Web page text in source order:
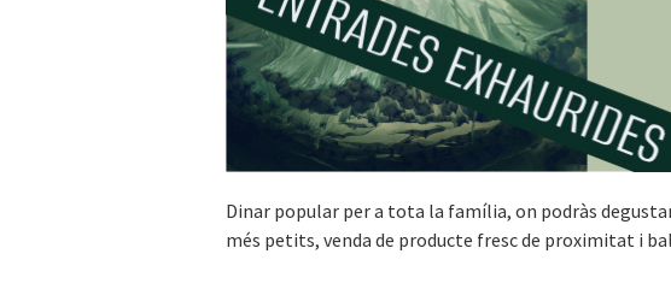
Dinar popular per a tota la família, on podràs
més petits, venda de producte fresc de proximitat i